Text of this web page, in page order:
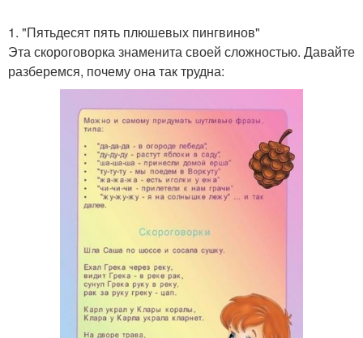
1. "Пятьдесят пять плюшевых пингвинов"
Эта скороговорка знаменита своей сложностью. Давайте
разберемся, почему она так трудна: